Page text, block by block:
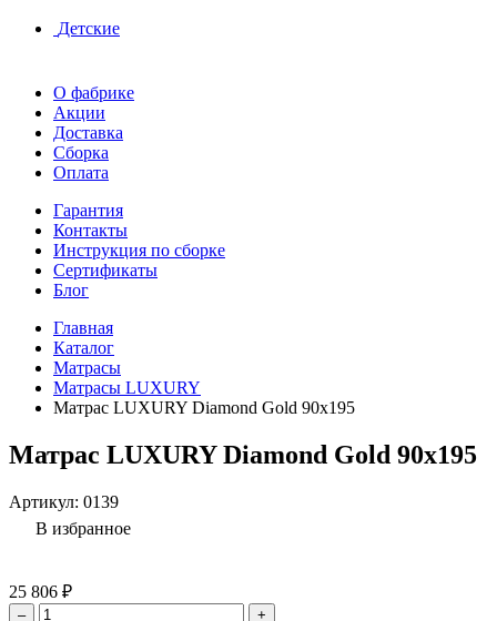
Детские
О фабрике
Акции
Доставка
Сборка
Оплата
Гарантия
Контакты
Инструкция по сборке
Сертификаты
Блог
Главная
Каталог
Матрасы
Матрасы LUXURY
Матрас LUXURY Diamond Gold 90x195
Матрас LUXURY Diamond Gold 90x195
Артикул: 0139
В избранное
25 806 ₽
– +